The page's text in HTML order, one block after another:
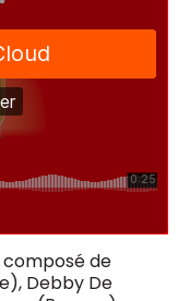
composé de
Debby De